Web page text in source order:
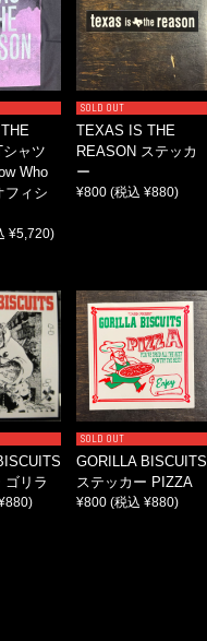
ャツ
Who
フィシ
¥5,720)
SOLD OUT
TEXAS IS THE
REASON ステッカ
ー
¥800 (税込 ¥880)
ゴリラ
SOLD OUT
GORILLA BISCUITS
ステッカー PIZZA
¥800 (税込 ¥880)